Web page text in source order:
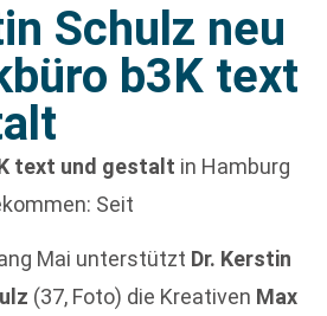
Schulz neu
b3K text
text und gestalt in Hamburg
Seit
Mai unterstützt Dr. Kerstin
(37, Foto) die Kreativen Max